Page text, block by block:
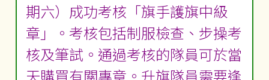
期六）成功考核「旗手護旗中級
章」。考核包括制服檢查、步操考
核及筆試。通過考核的隊員可於當
天購買有關專章。升旗隊員需要逢